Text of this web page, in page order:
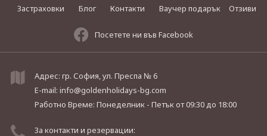
Застраховки
Блог Контакти Ваучер подарък Отзиви
Посетете ни във Facebook
Адрес: гр. София, ул. Преспа № 6
E-mail: info@goldenholidays-bg.com
Работно Време: Понеделник - Петъкот 09:30 до 18:00
За контакти и резервации: